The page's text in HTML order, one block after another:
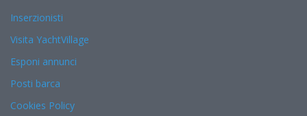
Inserzionisti
Visita YachtVillage
Esponi annunci
Posti barca
Cookies Policy